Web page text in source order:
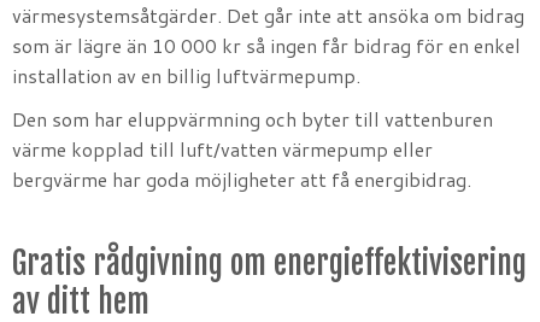
värmesystemsåtgärder. Det går inte att ansöka om bidrag
som är lägre än 10 000 kr så ingen får bidrag för en enkel
installation av en billig luftvärmepump.
Den som har eluppvärmning och byter till vattenburen
värme kopplad till luft/vatten värmepump eller
bergvärme har goda möjligheter att få energibidrag.
Gratis rådgivning om energieffektivisering
av ditt hem